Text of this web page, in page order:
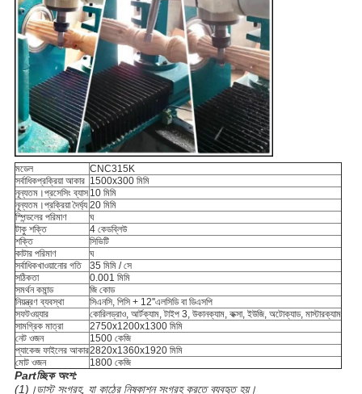
মডেল
CNC315K
সর্বাধিকপ্রক্রিয়া আকার 1500x300 মিমি
নূন্যতম।প্রসেসিং ব্যাস 10 মিমি
নূন্যতম।প্রক্রিয়া দৈর্ঘ্য 20 মিমি
স্পিন্ডলের পরিমাণ
ঘ
টাকু শক্তি
4 কেডব্লিউ
শক্তি
সিভিটি
কাটার পরিমাণ
ঘ
সর্বাধিকখাওয়ানোর গতি
35 মিমি / সে
সঠিকতা
0.001 মিমি
সমর্থন কমান্ড
জি কোড
নিয়ন্ত্রণ ব্যবস্থা
সিএনসি, পিসি + 12''এলসিডি বা ডিএসপি
সফটওয়্যার
কোরিলড্রাও, আর্টক্যাম, টাইপ 3, উকানক্যাম, কক্সা, ইউজি, অটোক্যাড, মাস্টারক্যাম
সামগ্রিক মাত্রা
2750x1200x1300 মিমি
নেট ওজন
1500 কেজি
প্যাকেজ ফাইলের আকার2820x1360x1920 মিমি
মোট ওজন
1800 কেজি
Partচ্ছিক অংশ:
(1)।ডাস্ট সংগ্রহ, যা কাঠের নিষ্কাশন সংগ্রহ করতে ব্যবহৃত হয়।